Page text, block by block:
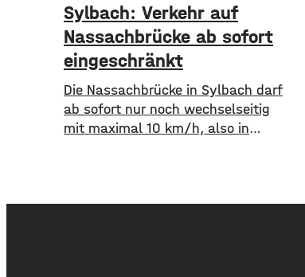
Sylbach: Verkehr auf
Nassachbrücke ab sofort
eingeschränkt
Die Nassachbrücke in Sylbach darf
ab sofort nur noch wechselseitig
mit maximal 10 km/h, also in
Landratsamt am